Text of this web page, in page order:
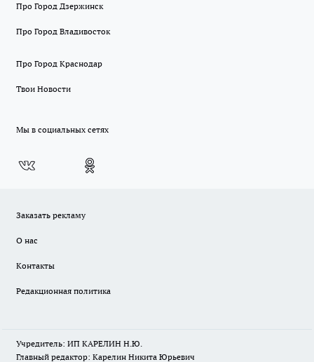
Про Город Дзержинск
Про Город Владивосток
Про Город Краснодар
Твои Новости
Мы в социальных сетях
Заказать рекламу
О нас
Контакты
Редакционная политика
Учредитель: ИП КАРЕЛИН Н.Ю.
Главный редактор: Карелин Никита Юрьевич